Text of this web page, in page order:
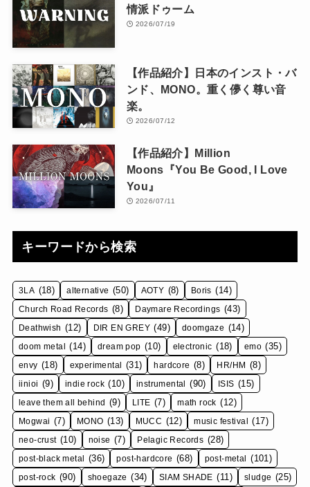
情派ドゥーム
2026/07/19
【作品紹介】日本のインスト・バ
ンド、MONO。重く儚く尊い音
楽。
2026/07/12
【作品紹介】Million
Moons『You Be Good, I Love
You』
2026/07/11
キーワードから検索
3LA (18) alternative (50) AOTY (8) Boris (14)
Church Road Records (8) Daymare Recordings (43)
Deathwish (12) DIR EN GREY (49) doomgaze (14)
doom metal (14) dream pop (10) electronic (18) emo (35)
envy (18) experimental (31) hardcore (8) HR/HM (8)
iinioi (9) indie rock (10) instrumental (90) ISIS (15)
leave them all behind (9) LITE (7) math rock (12)
Mogwai (7) MONO (13) MUCC (12) music festival (17)
neo-crust (10) noise (7) Pelagic Records (28)
post-black metal (36) post-hardcore (68) post-metal (101)
post-rock (90) shoegaze (34) SIAM SHADE (11) sludge (25)